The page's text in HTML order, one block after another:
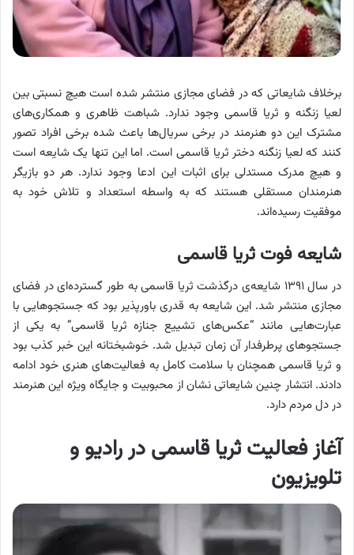
برخلاف شایعاتی که در فضای مجازی منتشر شده است هیچ نسبتی بین
لعیا زنگنه و ثریا قاسمی وجود ندارد. شباهت ظاهری و همکاری‌های
مشترک این دو هنرمند در برخی سریال‌ها باعث شده برخی افراد تصور
کنند که لعیا زنگنه دختر ثریا قاسمی است. اما این تنها یک شایعه است
و هیچ مدرک مستدلی برای اثبات این ادعا وجود ندارد. هر دو بازیگر
هنرمندان مستقلی هستند که به واسطه استعداد و تلاش خود به
موفقیت رسیده‌اند.
شایعه فوت ثریا قاسمی
در سال ۱۳۹۱ شایعه‌ی درگذشت ثریا قاسمی به طور گسترده‌ای در فضای
مجازی منتشر شد. این شایعه به قدری باورپذیر بود که جستجوهایی با
عبارت‌هایی مانند “عکس‌های تشییع جنازه ثریا قاسمی” به یکی از
جستجوهای پرطرفدار آن زمان تبدیل شد. خوشبختانه این خبر کذب بود
و ثریا قاسمی همچنان با سلامت کامل به فعالیت‌های هنری خود ادامه
دادند. انتشار چنین شایعاتی نشان از محبوبیت و جایگاه ویژه این هنرمند
در دل مردم دارد.
آغاز فعالیت ثریا قاسمی در رادیو و
تلویزیون